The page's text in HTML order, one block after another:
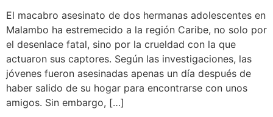
El macabro asesinato de dos hermanas adolescentes en
Malambo ha estremecido a la región Caribe, no solo por
el desenlace fatal, sino por la crueldad con la que
actuaron sus captores. Según las investigaciones, las
jóvenes fueron asesinadas apenas un día después de
haber salido de su hogar para encontrarse con unos
amigos. Sin embargo, […]